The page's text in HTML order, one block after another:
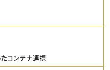
コンテナ連携